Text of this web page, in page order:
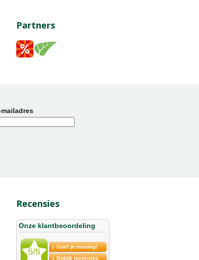
Partners
mailadres
Recensies